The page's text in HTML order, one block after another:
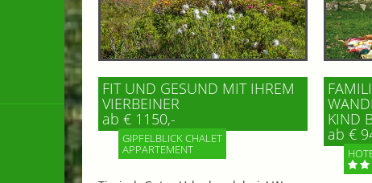
FIT UND GESUND MIT IHREM
VIERBEINER
ab € 1150,-
GIPFELBLICK CHALET
APPARTEMENT
IND
ab €